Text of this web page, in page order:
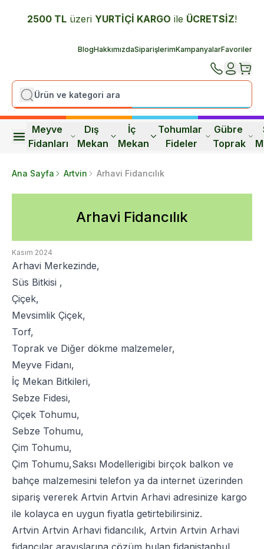
2500 TL üzeri YURTİÇİ KARGO ile ÜCRETSİZ!
BlogHakkımızdaSiparişlerimKampanyalarFavoriler
Meyve
Fidanları
Dış
Mekan
İç
Mekan
Tohumlar
Fideler
Gübre
Toprak
Ana Sayfa Artvin Arhavi Fidancılık
Arhavi Fidancılık
Kasım 2024
Arhavi Merkezinde,
Süs Bitkisi ,
Çiçek,
Mevsimlik Çiçek,
Torf,
Toprak ve Diğer dökme malzemeler,
Meyve Fidanı,
İç Mekan Bitkileri,
Sebze Fidesi,
Çiçek Tohumu,
Sebze Tohumu,
Çim Tohumu,
Çim Tohumu,Saksı Modellerigibi birçok balkon ve
bahçe malzemesini telefon ya da internet üzerinden
sipariş vererek Artvin Artvin Arhavi adresinize kargo
ile kolayca en uygun fiyatla getirtebilirsiniz.
Artvin Artvin Arhavi fidancılık, Artvin Artvin Arhavi
fidancılar arayışlarına çözüm bulan fidanistanbul,